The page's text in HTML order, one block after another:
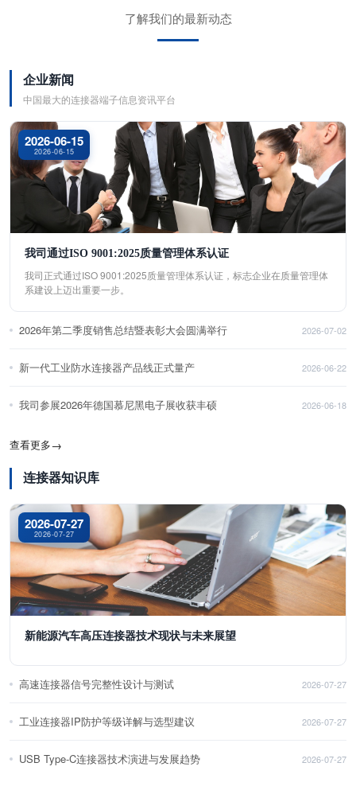
了解我们的最新动态
企业新闻
中国最大的连接器端子信息资讯平台
2026-06-15
2026-06-15
我司通过ISO 9001:2025质量管理体系认证
我司正式通过ISO 9001:2025质量管理体系认证，标志企业在质量管理体
系建设上迈出重要一步。
2026年第二季度销售总结暨表彰大会圆满举行 2026-07-02
新一代工业防水连接器产品线正式量产 2026-06-22
我司参展2026年德国慕尼黑电子展收获丰硕 2026-06-18
查看更多→
连接器知识库
2026-07-27
2026-07-27
新能源汽车高压连接器技术现状与未来展望
高速连接器信号完整性设计与测试 2026-07-27
工业连接器IP防护等级详解与选型建议 2026-07-27
USB Type-C连接器技术演进与发展趋势 2026-07-27